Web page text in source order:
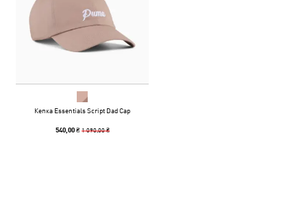
Кепка Essentials Script Dad Cap
540,00 ₴ 1 090,00 ₴